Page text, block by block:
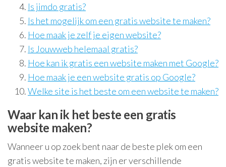
Is jimdo gratis?
Is het mogelijk om een gratis website te maken?
Hoe maak je zelf je eigen website?
Is Jouwweb helemaal gratis?
Hoe kan ik gratis een website maken met Google?
Hoe maak je een website gratis op Google?
Welke site is het beste om een website te maken?
Waar kan ik het beste een gratis
website maken?
Wanneer u op zoek bent naar de beste plek om een
gratis website te maken, zijn er verschillende